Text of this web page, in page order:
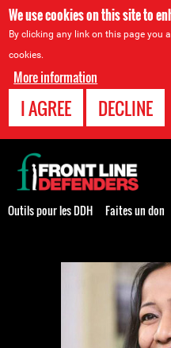
We use cookies on this site to
By clicking any link on this page you
cookies.
More information
I AGREE DECLINE
Back
to
top
Outils pour les DDH Faites un don